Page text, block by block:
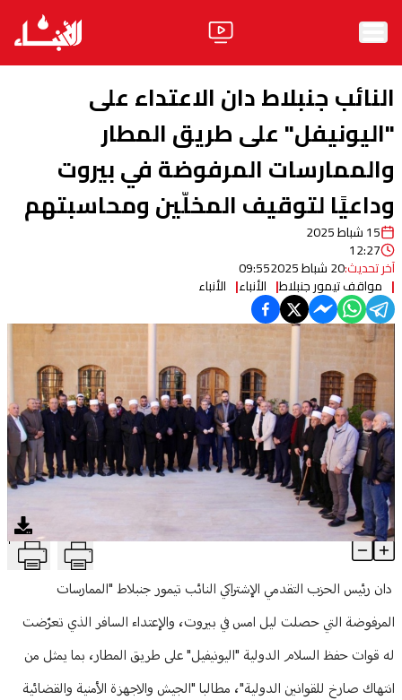
الرئيسية
الأخبار
ثقافة ومجتمع
منوعات
آراء
فيديو
مواقف
وليد جنبلاطالحزب
ابحث
النائب جنبلاط دان الاعتداء على
"اليونيفل" على طريق المطار
والممارسات المرفوضة في بيروت
وداعيًا لتوقيف المخلّين ومحاسبتهم
15 شباط 2025
12:27
آخر تحديث:20 شباط 2025 09:55
مواقف تيمور جنبلاط الأنباء الأنباء
النائب جنبلاط دان الاعتداء على "اليونيفل" على طريق المطار T
Article Content
دان رئيس الحزب التقدمي الإشتراكي النائب تيمور جنبلاط "الممارسات
المرفوضة التي حصلت ليل امس في بيروت، والإعتداء السافر الذي تعرّضت
له قوات حفظ السلام الدولية "اليونيفيل" على طريق المطار، بما يمثل من
انتهاك صارخ للقوانين الدولية"، مطالبا "الجيش والاجهزة الأمنية والقضائية